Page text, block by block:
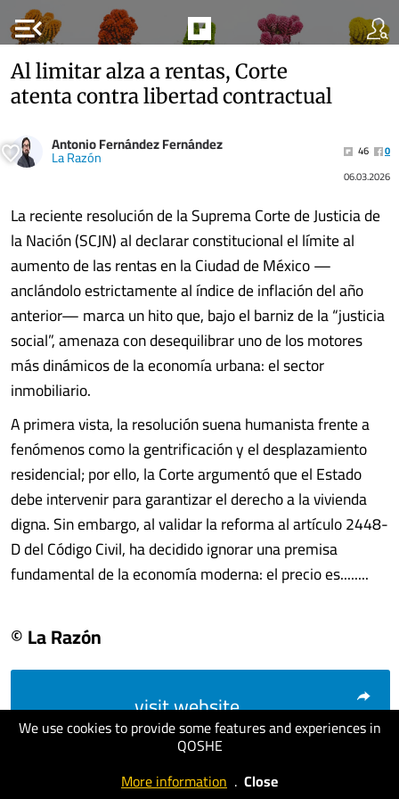
menu_open
We use cookies to provide some features and experiences in
QOSHE
More information . Close
Al limitar alza a rentas, Corte
atenta contra libertad contractual
Antonio Fernández Fernández
La Razón 46
0
06.03.2026
La reciente resolución de la Suprema Corte de Justicia de
la Nación (SCJN) al declarar constitucional el límite al
aumento de las rentas en la Ciudad de México —
anclándolo estrictamente al índice de inflación del año
anterior— marca un hito que, bajo el barniz de la “justicia
social”, amenaza con desequilibrar uno de los motores
más dinámicos de la economía urbana: el sector
inmobiliario.
A primera vista, la resolución suena humanista frente a
fenómenos como la gentrificación y el desplazamiento
residencial; por ello, la Corte argumentó que el Estado
debe intervenir para garantizar el derecho a la vivienda
digna. Sin embargo, al validar la reforma al artículo 2448-
D del Código Civil, ha decidido ignorar una premisa
fundamental de la economía moderna: el precio es........
© La Razón
visit website